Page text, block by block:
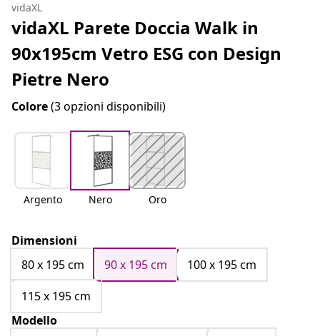
vidaXL
vidaXL Parete Doccia Walk in
90x195cm Vetro ESG con Design
Pietre Nero
Colore(3 opzioni disponibili)
Argento Nero Oro
Dimensioni
80 x 195 cm
90 x 195 cm
100 x 195 cm
115 x 195 cm
Modello